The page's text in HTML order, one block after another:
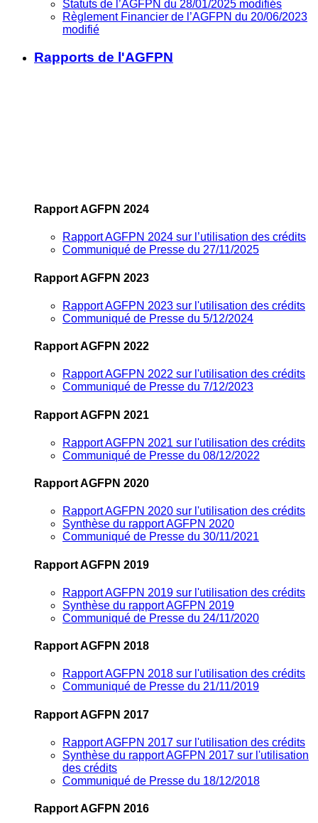
Statuts de l’AGFPN du 28/01/2025 modifiés
Règlement Financier de l’AGFPN du 20/06/2023
modifié
Rapports de l'AGFPN
Rapport AGFPN 2024
Rapport AGFPN 2024 sur l’utilisation des crédits
Communiqué de Presse du 27/11/2025
Rapport AGFPN 2023
Rapport AGFPN 2023 sur l'utilisation des crédits
Communiqué de Presse du 5/12/2024
Rapport AGFPN 2022
Rapport AGFPN 2022 sur l'utilisation des crédits
Communiqué de Presse du 7/12/2023
Rapport AGFPN 2021
Rapport AGFPN 2021 sur l'utilisation des crédits
Communiqué de Presse du 08/12/2022
Rapport AGFPN 2020
Rapport AGFPN 2020 sur l'utilisation des crédits
Synthèse du rapport AGFPN 2020
Communiqué de Presse du 30/11/2021
Rapport AGFPN 2019
Rapport AGFPN 2019 sur l'utilisation des crédits
Synthèse du rapport AGFPN 2019
Communiqué de Presse du 24/11/2020
Rapport AGFPN 2018
Rapport AGFPN 2018 sur l'utilisation des crédits
Communiqué de Presse du 21/11/2019
Rapport AGFPN 2017
Rapport AGFPN 2017 sur l'utilisation des crédits
Synthèse du rapport AGFPN 2017 sur l'utilisation
des crédits
Communiqué de Presse du 18/12/2018
Rapport AGFPN 2016